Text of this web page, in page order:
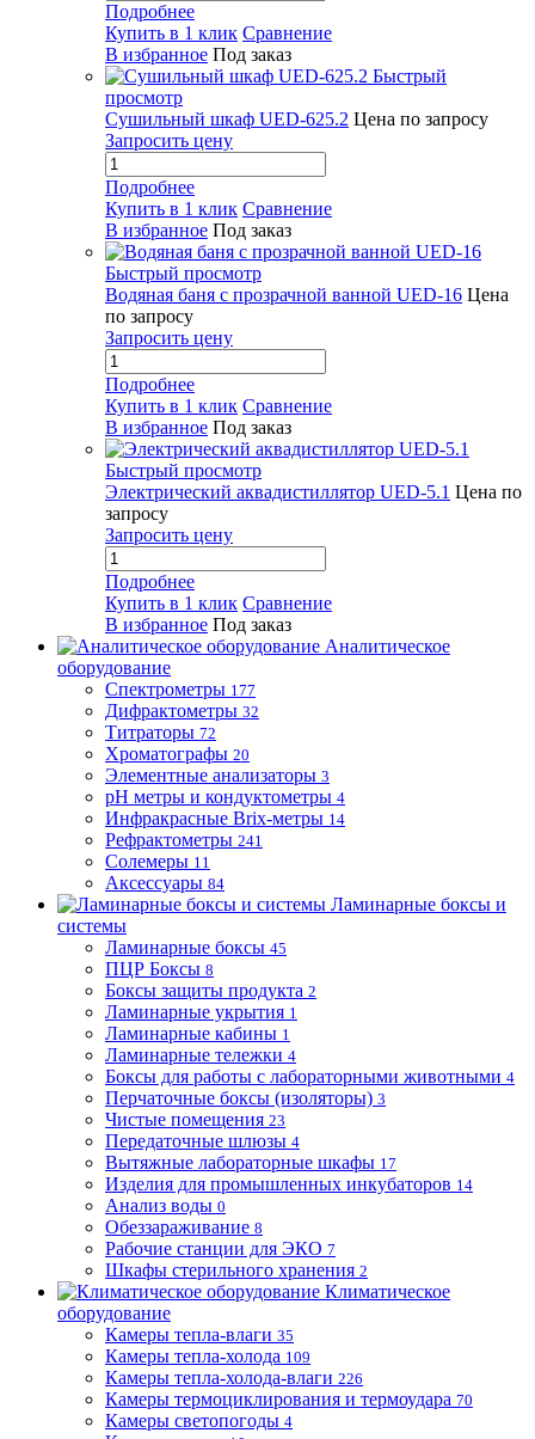
Подробнее
Купить в 1 клик Сравнение
В избранное Под заказ
Быстрый
просмотр
Сушильный шкаф UED-625.2 Цена по запросу
Запросить цену
Подробнее
Купить в 1 клик Сравнение
В избранное Под заказ
Быстрый просмотр
Водяная баня с прозрачной ванной UED-16 Цена
по запросу
Запросить цену
Подробнее
Купить в 1 клик Сравнение
В избранное Под заказ
Быстрый просмотр
Электрический аквадистиллятор UED-5.1 Цена по
запросу
Запросить цену
Подробнее
Купить в 1 клик Сравнение
В избранное Под заказ
Аналитическое
оборудование
Спектрометры 177
Дифрактометры 32
Титраторы 72
Хроматографы 20
Элементные анализаторы 3
pH метры и кондуктометры 4
Инфракрасные Brix-метры 14
Рефрактометры 241
Солемеры 11
Аксессуары 84
Ламинарные боксы и
системы
Ламинарные боксы 45
ПЦР Боксы 8
Боксы защиты продукта 2
Ламинарные укрытия 1
Ламинарные кабины 1
Ламинарные тележки 4
Боксы для работы с лабораторными животными 4
Перчаточные боксы (изоляторы) 3
Чистые помещения 23
Передаточные шлюзы 4
Вытяжные лабораторные шкафы 17
Изделия для промышленных инкубаторов 14
Анализ воды 0
Обеззараживание 8
Рабочие станции для ЭКО 7
Шкафы стерильного хранения 2
Климатическое
оборудование
Камеры тепла-влаги 35
Камеры тепла-холода 109
Камеры тепла-холода-влаги 226
Камеры термоциклирования и термоудара 70
Камеры светопогоды 4